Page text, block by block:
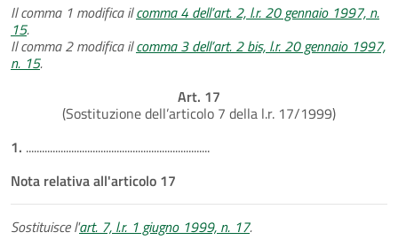
Il comma 1 modifica ilcomma 4 dell’art. 2, l.r. 20 gennaio 1997, n.
15.
Il comma 2 modifica ilcomma 3 dell’art. 2 bis, l.r. 20 gennaio 1997,
n. 15.
Art. 17
(Sostituzione dell’articolo 7 della l.r. 17/1999)
1. .....................................................................
Nota relativa all'articolo 17
Sostituisce l'art. 7, l.r. 1 giugno 1999, n. 17.